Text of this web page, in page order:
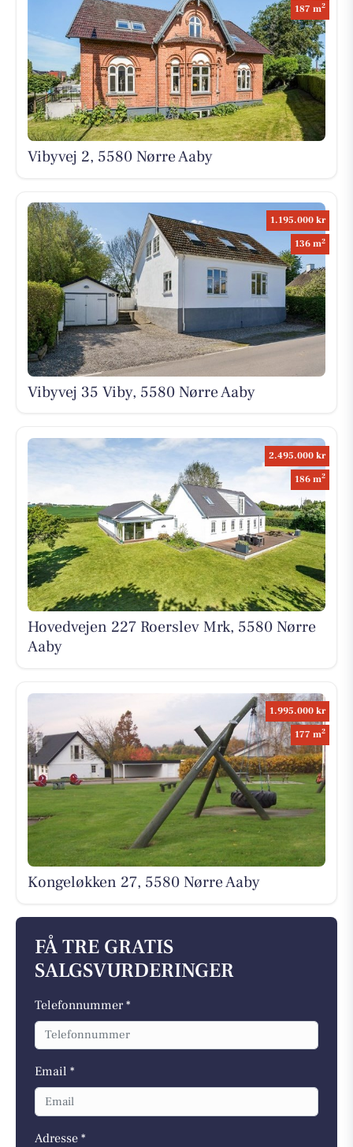
187 m2
Vibyvej 2, 5580 Nørre Aaby
1.195.000 kr
136 m2
Vibyvej 35 Viby, 5580 Nørre Aaby
2.495.000 kr
186 m2
Hovedvejen 227 Roerslev Mrk, 5580 Nørre
Aaby
1.995.000 kr
177 m2
Kongeløkken 27, 5580 Nørre Aaby
FÅ TRE GRATIS
SALGSVURDERINGER
Telefonnummer *
Email *
Adresse *